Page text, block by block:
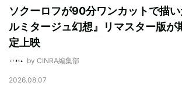
ソクーロフが90分ワンカットで描
ルミタージュ幻想』リマスター版が
定上映
by CINRA編集部
2026.08.07